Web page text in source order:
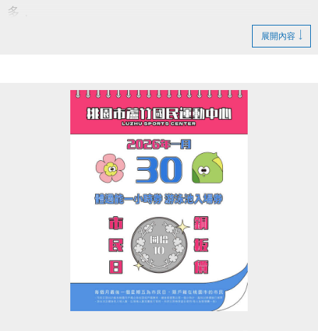
多，
還有部分課程即將開課，只差幾位小小探險家就能啟
留下最歡樂、最難忘的冬日回憶吧～
【加碼優惠】
凡報名球類營隊任兩梯享9折優惠，三梯享88折優惠!!
【報名資訊】開課前皆可報名，把握最後機會！
-洽詢專線：03-2639066 #115、116
-官網 :
https://www.lzsports.com.tw/zh_TW/news/pageID/1/
-FB : 桃園市蘆竹國民運動中心
-IG : @luzhusports
展開內容